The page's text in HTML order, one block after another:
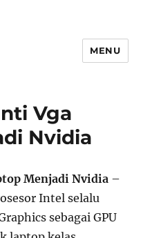
MENU
Vga
Nvidia
Menjadi Nvidia –
Intel selalu
sebagai GPU